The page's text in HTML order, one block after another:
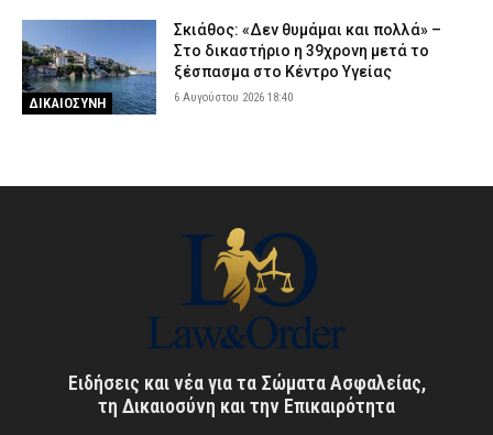
ΔΙΚΑΙΟΣΥΝΗ
Σκιάθος: «Δεν θυμάμαι και πολλά» –
Στο δικαστήριο η 39χρονη μετά το
ξέσπασμα στο Κέντρο Υγείας
6 Αυγούστου 2026 18:40
Ειδήσεις και νέα για τα Σώματα Ασφαλείας,
τη Δικαιοσύνη και την Επικαιρότητα